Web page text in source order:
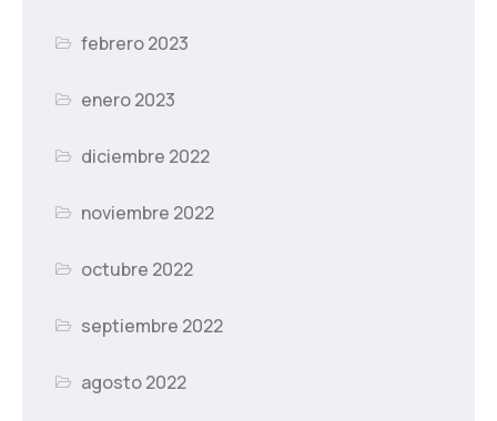
febrero 2023
enero 2023
diciembre 2022
noviembre 2022
octubre 2022
septiembre 2022
agosto 2022